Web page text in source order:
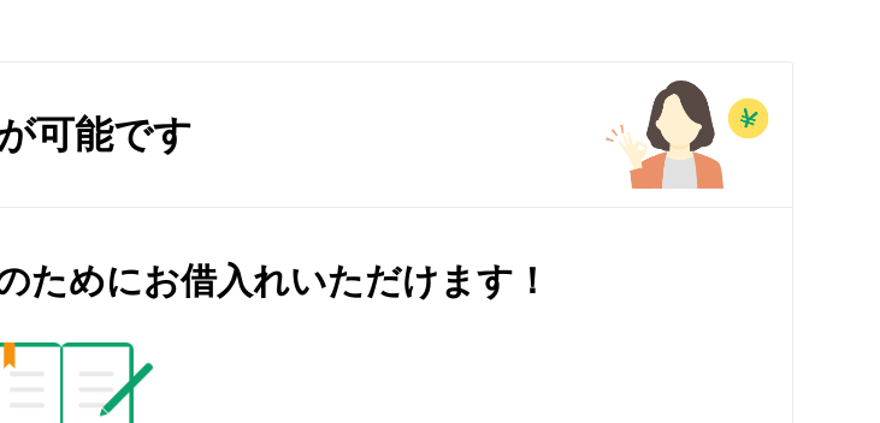
可能です
ためにお借入れいただけます！